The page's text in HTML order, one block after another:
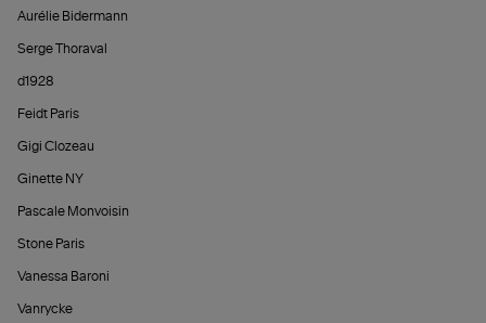
Aurélie Bidermann
Serge Thoraval
d1928
Feidt Paris
Gigi Clozeau
Ginette NY
Pascale Monvoisin
Stone Paris
Vanessa Baroni
Vanrycke